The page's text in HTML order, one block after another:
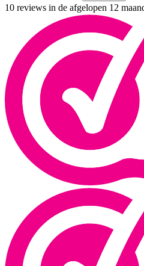
10 reviews in de afgelopen 12